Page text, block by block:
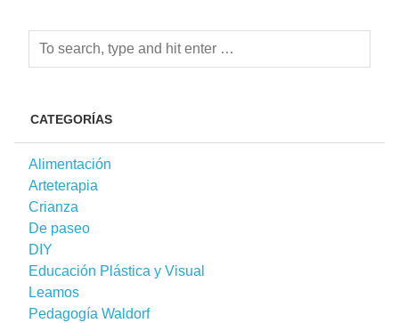
CATEGORÍAS
Alimentación
Arteterapia
Crianza
De paseo
DIY
Educación Plástica y Visual
Leamos
Pedagogía Waldorf